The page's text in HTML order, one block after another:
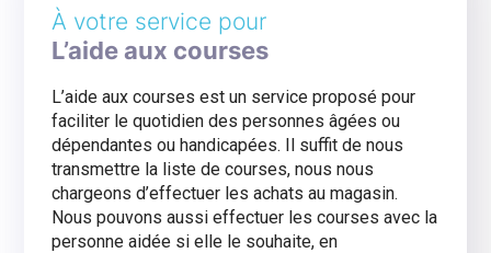
À votre service pour
L’aide aux courses
L’aide aux courses est un service proposé pour
faciliter le quotidien des personnes âgées ou
dépendantes ou handicapées. Il suffit de nous
transmettre la liste de courses, nous nous
chargeons d’effectuer les achats au magasin.
Nous pouvons aussi effectuer les courses avec la
personne aidée si elle le souhaite, en